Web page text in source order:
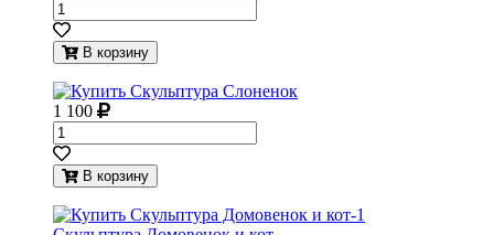
В корзину
1 100
В корзину